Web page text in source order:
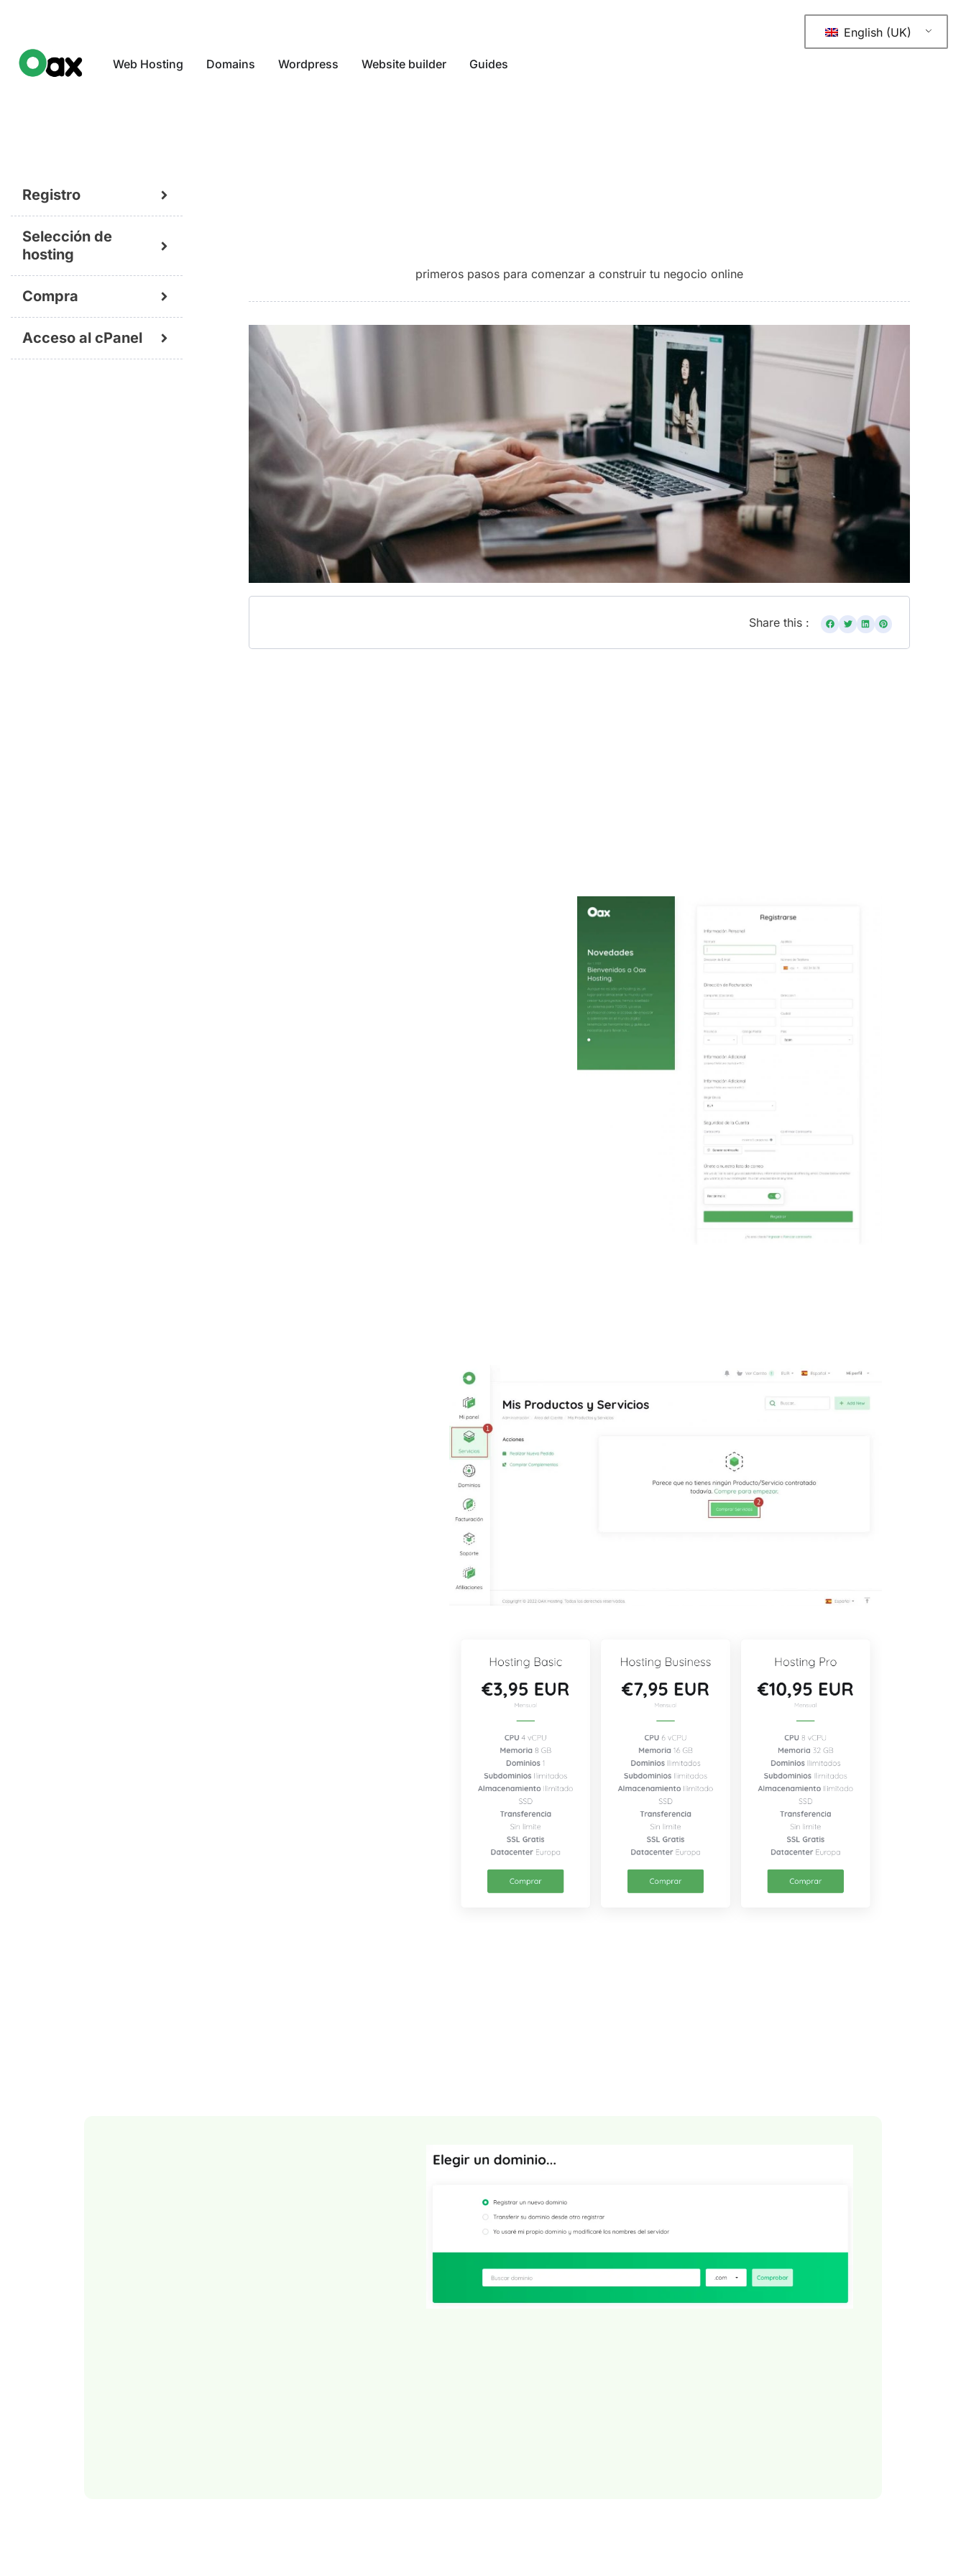
Web Hosting Domains Wordpress Website builder Guides
English (UK)
Registro
Selección de
hosting
Compra
Acceso al cPanel
primeros pasos para comenzar a construir tu negocio online
Share this :